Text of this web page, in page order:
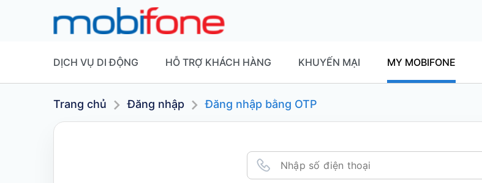
DỊCH VỤ DI ĐỘNG HỖ TRỢ KHÁCH HÀNG KHUYẾN MẠI MY MOBIFONE
Trang chủ Đăng nhập Đăng nhập bằng OTP